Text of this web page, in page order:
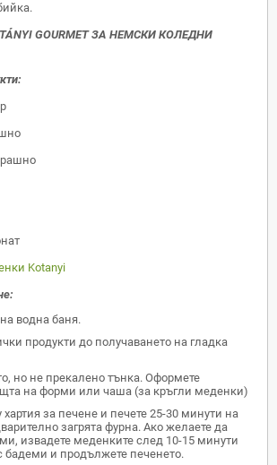
GOURMET ЗА НЕМСКИ КОЛЕДНИ
Kotanyi
водна баня.
продукти до получаването на гладка
но не прекалено тънка. Оформете
на форми или чаша (за кръгли меденки)
хартия за печене и печете 25-30 минути на
загрята фурна. Ако желаете да
извадете меденките след 10-15 минути
бадеми и продължете печенето.